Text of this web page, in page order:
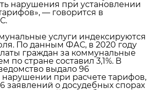
нарушения при установлении
— говорится в
услуги индексируются
По данным ФАС, в 2020 году
граждан за коммунальные
по стране составил 3,1%. В
выдало 96
при расчете тарифов,
заявлений о досудебных спорах